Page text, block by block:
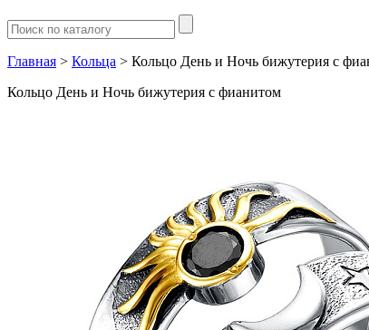
Главная > Кольца > Кольцо День и Ночь бижутерия с
Кольцо День и Ночь бижутерия с фианитом